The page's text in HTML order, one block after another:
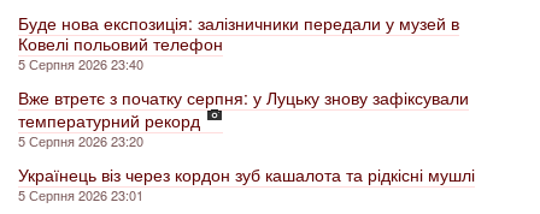
Буде нова експозиція: залізничники передали у музей в
Ковелі польовий телефон
5 Серпня 2026 23:40
Вже втретє з початку серпня: у Луцьку знову зафіксували
температурний рекорд
5 Серпня 2026 23:20
Українець віз через кордон зуб кашалота та рідкісні мушлі
5 Серпня 2026 23:01